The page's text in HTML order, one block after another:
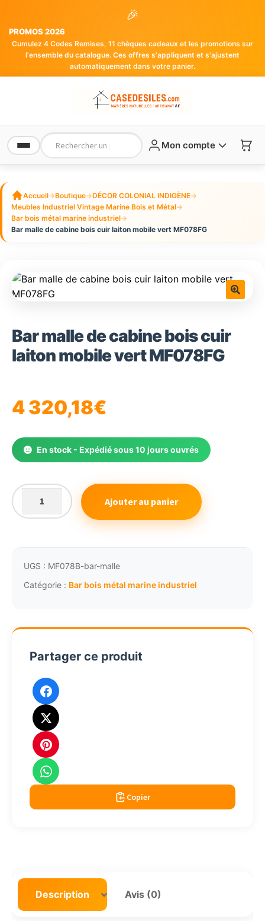
🎉
PROMOS 2026
Cumulez 4 Codes Remises, 11 chèques cadeaux et les promotions sur
l'ensemble du catalogue. Ces offres s'appliquent et s'ajustent
automatiquement dans votre panier.
Mon compte
Accueil→Boutique→DÉCOR COLONIAL INDIGÈNE→
Meubles Industriel Vintage Marine Bois et Métal→
Bar bois métal marine industriel→
Bar malle de cabine bois cuir laiton mobile vert MF078FG
Bar malle de cabine bois cuir
laiton mobile vert MF078FG
4 320,18€
En stock - Expédié sous 10 jours ouvrés
quantité
de
de
cabine
laiton
vert
Ajouter au panier
UGS : MF078B-bar-malle
Catégorie : Bar bois métal marine industriel
Partager ce produit
Copier
Description Avis (0)